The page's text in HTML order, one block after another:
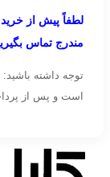
لطفاً پیش از
مندرج تماس
توجه داشته
است و پس از